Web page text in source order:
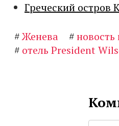
Греческий остров
#Женева #
# отель President